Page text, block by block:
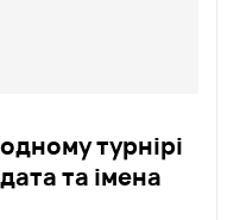
турнірі
та імена